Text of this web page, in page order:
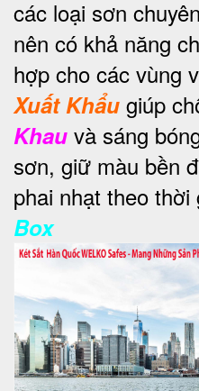
các loại sơn
nên có khả năng
hợp cho các vùng
Xuất Khẩu giúp
Khau và sáng
sơn, giữ màu bền
phai nhạt theo thời
Box